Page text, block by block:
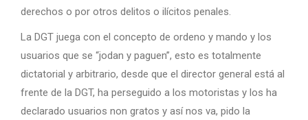
derechos o por otros delitos o ilícitos penales.
La DGT juega con el concepto de ordeno y mando y los
usuarios que se “jodan y paguen”, esto es totalmente
dictatorial y arbitrario, desde que el director general está al
frente de la DGT, ha perseguido a los motoristas y los ha
declarado usuarios non gratos y así nos va, pido la